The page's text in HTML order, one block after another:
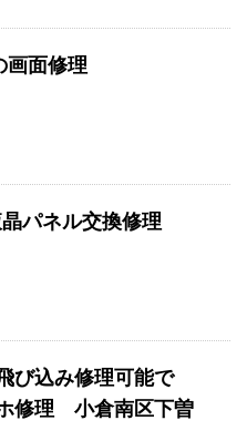
画面修理
パネル交換修理
び込み修理可能で
修理 小倉南区下曽